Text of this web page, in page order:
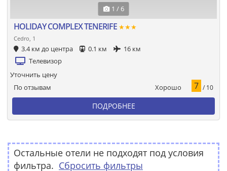
1 / 6
HOLIDAY COMPLEX TENERIFE ★★★
Cedro, 1
3.4 км до центра 0.1 км
16 км
Телевизор
По отзывам Хорошо 7 / 10
Уточнить цену
ПОДРОБНЕЕ
Остальные отели не подходят под условия
фильтра. Сбросить фильтры